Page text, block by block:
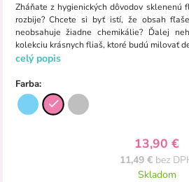
Zháňate z hygienických dôvodov sklenenú
rozbije? Chcete si byť istí, že obsah fľaše
neobsahuje žiadne chemikálie? Ďalej
kolekciu krásnych fliaš, ktoré budú milovať
celý popis
Farba:
13,90 €
11,49 € bez
Skladom